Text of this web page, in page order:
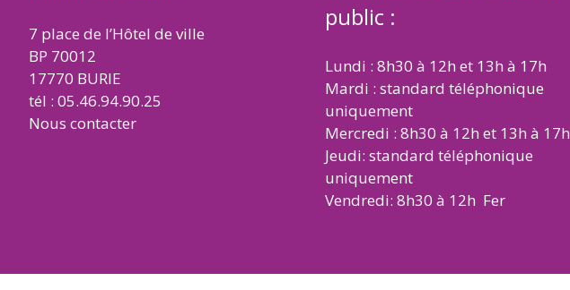
7 place de l’Hôtel de ville
BP 70012
17770 BURIE
tél : 05.46.94.90.25
Nous contacter
public :
Lundi : 8h30 à 12h et 13h à 17h
Mardi : standard téléphonique
uniquement
Mercredi : 8h30 à 12h et 13h à 17h
Jeudi: standard téléphonique
uniquement
Vendredi: 8h30 à 12h Fer